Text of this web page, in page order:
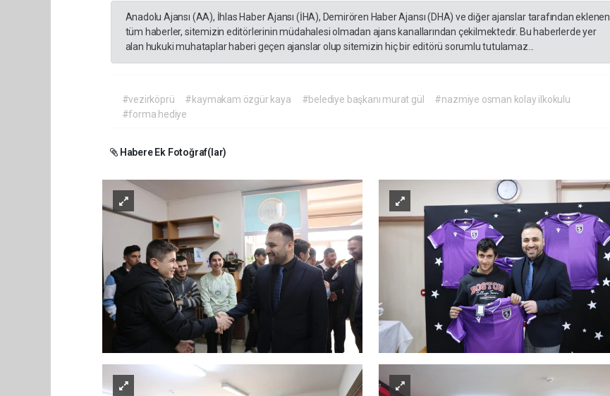
Anadolu Ajansı (AA), İhlas Haber Ajansı (İHA), Demirören Haber Ajansı (DHA) ve diğer ajanslar tarafından eklenen
tüm haberler, sitemizin editörlerinin müdahalesi olmadan ajans kanallarından çekilmektedir. Bu haberlerde yer
alan hukuki muhataplar haberi geçen ajanslar olup sitemizin hiç bir editörü sorumlu tutulamaz...
#vezirköprü #kaymakam özgür kaya #belediye başkanı murat gül
#nazmiye osman kolay ilkokulu
#forma hediye
Habere Ek Fotoğraf(lar)